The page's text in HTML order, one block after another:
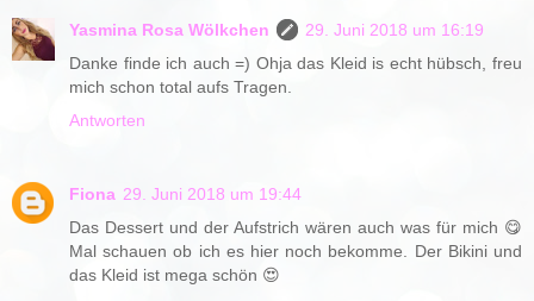
Yasmina Rosa Wölkchen
29. Juni 2018 um 16:19
Danke finde ich auch =) Ohja das Kleid is echt hübsch, freu
mich schon total aufs Tragen.
Antworten
Fiona 29. Juni 2018 um 19:44
Das Dessert und der Aufstrich wären auch was für mich 😋
Mal schauen ob ich es hier noch bekomme. Der Bikini und
das Kleid ist mega schön 😍